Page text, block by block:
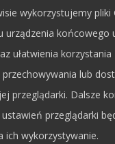
© 2015 by Dobra
wykorzystujemy pliki
urządzenia końcowego
ułatwienia
przechowywania lub
przeglądarki. Dalsze
przeglądarki
ich wykorzystywanie.